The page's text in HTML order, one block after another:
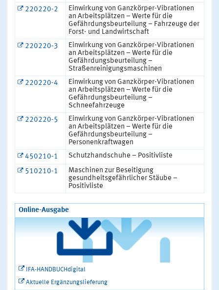
220220-2
Einwirkung von Ganzkörper-Vibrationen
an Arbeitsplätzen – Werte für die
Gefährdungsbeurteilung – Fahrzeuge der
Forst- und Landwirtschaft
220220-3
Einwirkung von Ganzkörper-Vibrationen
an Arbeitsplätzen – Werte für die
Gefährdungsbeurteilung –
Straßenreinigungsmaschinen
220220-4
Einwirkung von Ganzkörper-Vibrationen
an Arbeitsplätzen – Werte für die
Gefährdungsbeurteilung –
Schneefahrzeuge
220220-5
Einwirkung von Ganzkörper-Vibrationen
an Arbeitsplätzen – Werte für die
Gefährdungsbeurteilung –
Personenkraftwagen
450210-1
Schutzhandschuhe – Positivliste
510210-1
Maschinen zur Beseitigung
gesundheitsgefährlicher Stäube –
Positivliste
Online-Ausgabe
IFA-HANDBUCHdigital
Aktuelle Ergänzungslieferung